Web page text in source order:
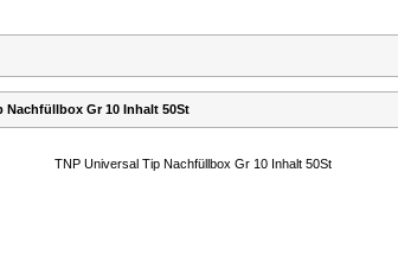
Nachfüllbox Gr 10 Inhalt 50St
TNP Universal Tip Nachfüllbox Gr 10 Inhalt 50St